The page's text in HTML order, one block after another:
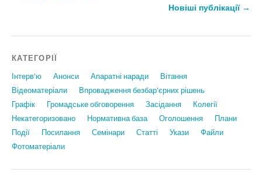
Новіші публікації →
КАТЕГОРІЇ
Інтерв'ю Анонси Апаратні наради
Вiтання
Відеоматеріали
Впровадження безбар'єрних рішень
Графiк
Громадське обговорення Засідання
Колегії
Некатегоризовано
Нормативна база Оголошення
Плани
Події
Посилання Семінари Статтi Укази
Файли
Фотоматеріали